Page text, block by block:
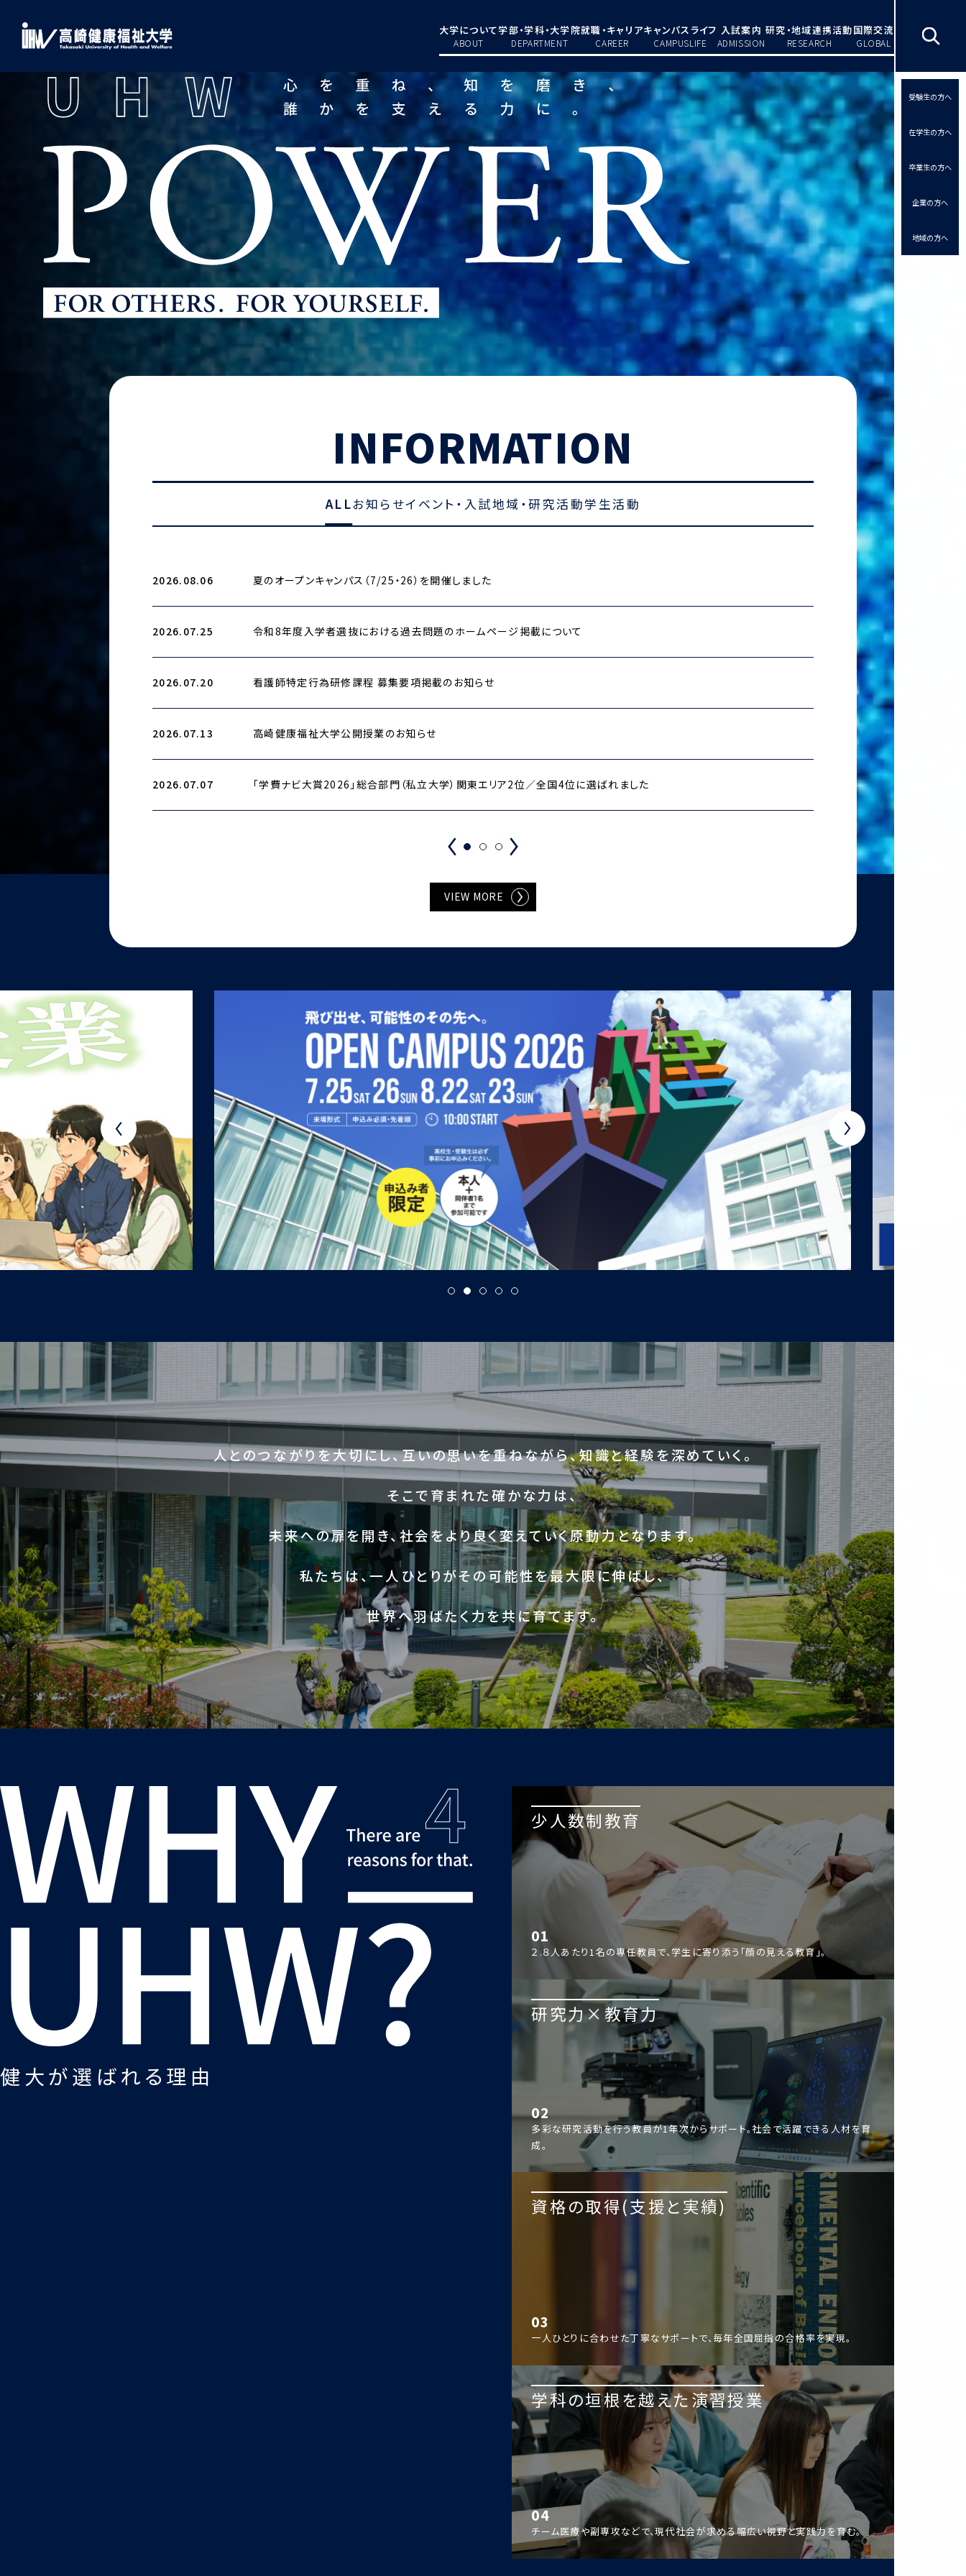
大学について
ABOUT
学部・学科・大学院
DEPARTMENT
就職・キャリア
CAREER
キャンパスライフ
CAMPUSLIFE
入試案内
ADMISSION
研究・地域連携活動
RESEARCH
国際交流
GLOBAL
受験生の方へ
在学生の方へ
卒業生の方へ
企業の方へ
地域の方へ
INFORMATION
ALLお知らせイベント・入試地域・研究活動学生活動
2026.08.06 夏のオープンキャンパス（7/25・26）を開催しました
2026.07.25 令和8年度入学者選抜における過去問題のホームページ掲載について
2026.07.20 看護師特定行為研修課程 募集要項掲載のお知らせ
2026.07.13 高崎健康福祉大学公開授業のお知らせ
2026.07.07 「学費ナビ大賞2026」総合部門（私立大学）関東エリア2位／全国4位に選ばれました
2026.07.06
2026.07.06
2026.07.06
2026.06.18
2026.06.18
VIEW MORE
人とのつながりを大切にし、互いの思いを重ねながら、知識と経験を深めていく。
そこで育まれた確かな力は、
未来への扉を開き、社会をより良く変えていく原動力となります。
私たちは、一人ひとりがその可能性を最大限に伸ばし、
世界へ羽ばたく力を共に育てます。
健大が選ばれる理由
少人数制教育
01
２.８人あたり1名の専任教員で、学生に寄り添う「顔の見える教育」。
研究力×教育力
02
多彩な研究活動を行う教員が1年次からサポート。社会で活躍できる人材を育
成。
資格の取得(支援と実績)
03
一人ひとりに合わせた丁寧なサポートで、毎年全国屈指の合格率を実現。
学科の垣根を越えた演習授業
04
チーム医療や副専攻などで、現代社会が求める幅広い視野と実践力を育む。